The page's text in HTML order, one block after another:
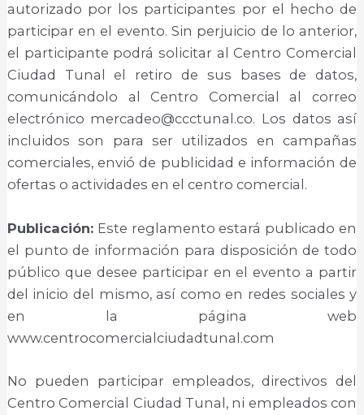
autorizado por los participantes por el hecho de
participar en el evento. Sin perjuicio de lo anterior,
el participante podrá solicitar al Centro Comercial
Ciudad Tunal el retiro de sus bases de datos,
comunicándolo al Centro Comercial al correo
electrónico mercadeo@ccctunal.co. Los datos así
incluidos son para ser utilizados en campañas
comerciales, envió de publicidad e información de
ofertas o actividades en el centro comercial.
Publicación:Este reglamento estará publicado en
el punto de información para disposición de todo
público que desee participar en el evento a partir
del inicio del mismo, así como en redes sociales y
en la página web
www.centrocomercialciudadtunal.com
No pueden participar empleados, directivos del
Centro Comercial Ciudad Tunal, ni empleados con